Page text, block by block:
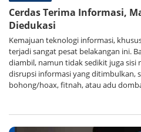
Cerdas Terima Informasi,
Diedukasi
Kemajuan teknologi informasi,
terjadi sangat pesat belakangan ini.
diambil, namun tidak sedikit juga
disrupsi informasi yang ditimbulkan,
bohong/hoax, fitnah, atau adu